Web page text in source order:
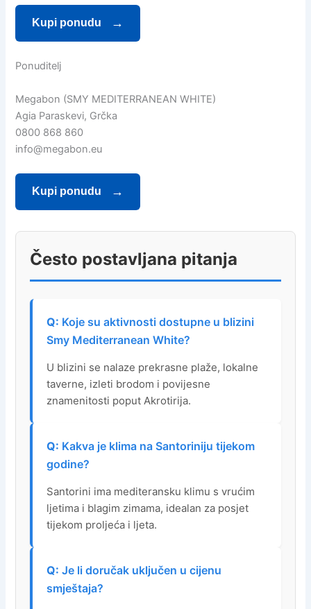
Kupi ponudu
Ponuditelj
Megabon (SMY MEDITERRANEAN WHITE)
Agia Paraskevi, Grčka
0800 868 860
info@megabon.eu
Kupi ponudu
Često postavljana pitanja
Koje su aktivnosti dostupne u blizini
Smy Mediterranean White?
U blizini se nalaze prekrasne plaže, lokalne
taverne, izleti brodom i povijesne
znamenitosti poput Akrotirija.
Kakva je klima na Santoriniju tijekom
godine?
Santorini ima mediteransku klimu s vrućim
ljetima i blagim zimama, idealan za posjet
tijekom proljeća i ljeta.
Je li doručak uključen u cijenu
smještaja?